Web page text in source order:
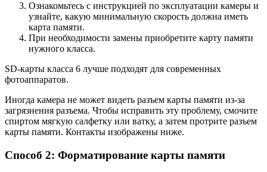
Ознакомьтесь с инструкцией по эксплуатации камеры и
узнайте, какую минимальную скорость должна иметь
карта памяти.
При необходимости замены приобретите карту памяти
нужного класса.
SD-карты класса 6 лучше подходят для современных
фотоаппаратов.
Иногда камера не может видеть разъем карты памяти из-за
загрязнения разъема. Чтобы исправить эту проблему, смочите
спиртом мягкую салфетку или ватку, а затем протрите разъем
карты памяти. Контакты изображены ниже.
Способ 2: Форматирование карты памяти